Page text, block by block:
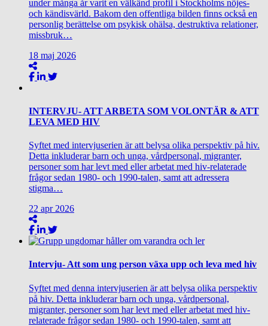
under många år varit en välkänd profil i Stockholms nöjes-
och kändisvärld. Bakom den offentliga bilden finns också en
personlig berättelse om psykisk ohälsa, destruktiva relationer,
missbruk…
18 maj 2026
INTERVJU- ATT ARBETA SOM VOLONTÄR & ATT
LEVA MED HIV
Syftet med intervjuserien är att belysa olika perspektiv på hiv.
Detta inkluderar barn och unga, vårdpersonal, migranter,
personer som har levt med eller arbetat med hiv-relaterade
frågor sedan 1980- och 1990-talen, samt att adressera
stigma…
22 apr 2026
Intervju- Att som ung person växa upp och leva med hiv
Syftet med denna intervjuserien är att belysa olika perspektiv
på hiv. Detta inkluderar barn och unga, vårdpersonal,
migranter, personer som har levt med eller arbetat med hiv-
relaterade frågor sedan 1980- och 1990-talen, samt att